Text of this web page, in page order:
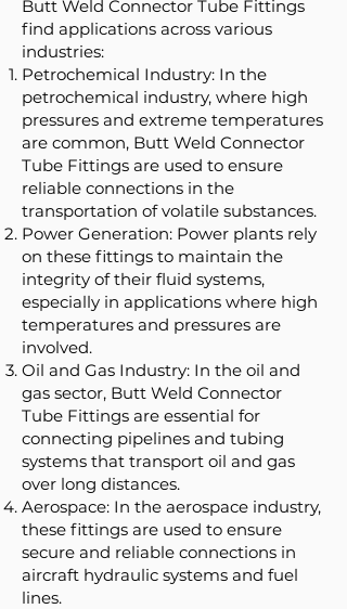
Butt Weld Connector Tube Fittings
find applications across various
industries:
Petrochemical Industry: In the
petrochemical industry, where high
pressures and extreme temperatures
are common, Butt Weld Connector
Tube Fittings are used to ensure
reliable connections in the
transportation of volatile substances.
Power Generation: Power plants rely
on these fittings to maintain the
integrity of their fluid systems,
especially in applications where high
temperatures and pressures are
involved.
Oil and Gas Industry: In the oil and
gas sector, Butt Weld Connector
Tube Fittings are essential for
connecting pipelines and tubing
systems that transport oil and gas
over long distances.
Aerospace: In the aerospace industry,
these fittings are used to ensure
secure and reliable connections in
aircraft hydraulic systems and fuel
lines.